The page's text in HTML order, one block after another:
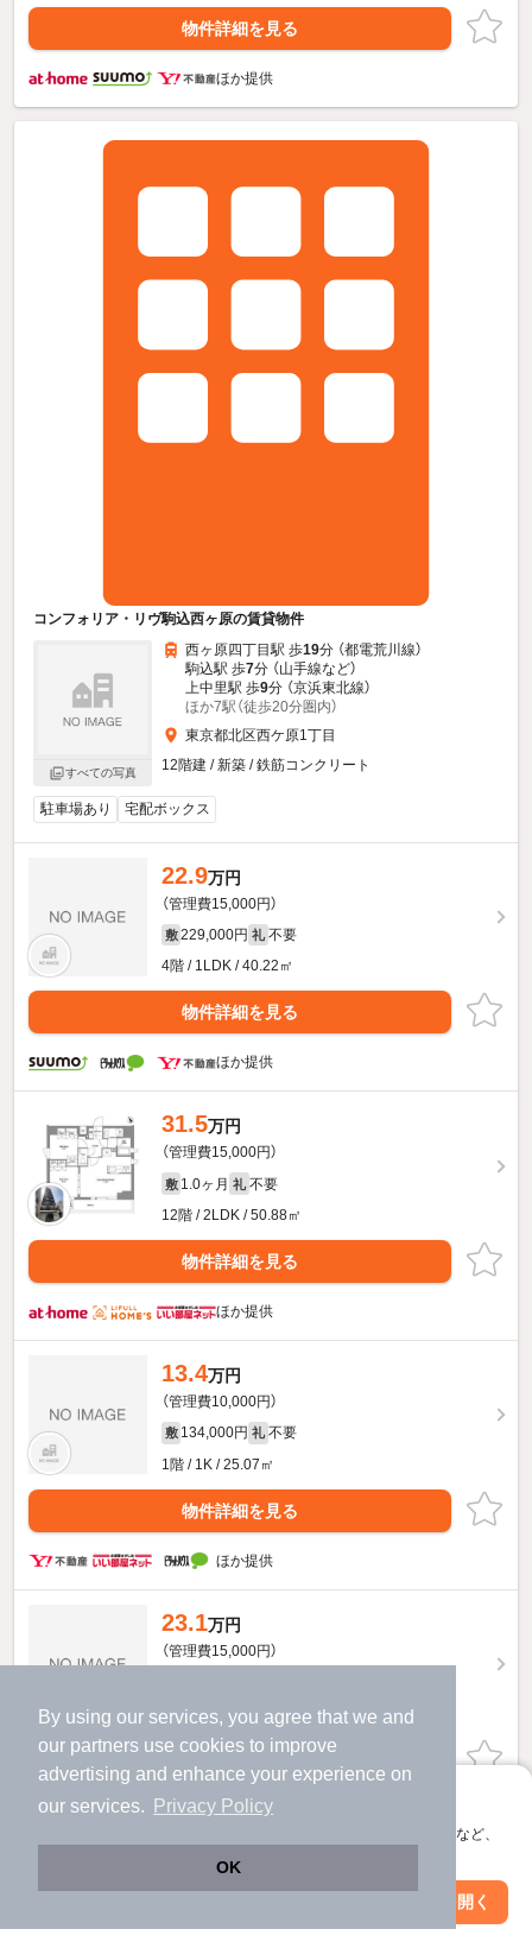
By using our services, you agree that we and
our partners use cookies to improve
advertising and enhance your experience on
our services.
Privacy Policy
OK
アプリに切り替えて、サクサクお部屋探し
会員登録なしですぐ使える。マップ検索やお気に入り保存など、
アプリを開く
物件詳細を見る
ほか提供
コンフォリア・リヴ駒込西ヶ原の賃貸物件
すべての写真
西ヶ原四丁目駅 歩19分 （都電荒川線）
駒込駅 歩7分 （山手線など）
上中里駅 歩9分 （京浜東北線）
ほか7駅（徒歩20分圏内）
東京都北区西ケ原1丁目
12階建 / 新築 / 鉄筋コンクリート
駐車場あり 宅配ボックス
22.9万円
（管理費15,000円）
敷 229,000円 礼 不要
4階 / 1LDK / 40.22㎡
物件詳細を見る
ほか提供
31.5万円
（管理費15,000円）
敷 1.0ヶ月 礼 不要
12階 / 2LDK / 50.88㎡
物件詳細を見る
ほか提供
13.4万円
（管理費10,000円）
敷 134,000円 礼 不要
1階 / 1K / 25.07㎡
物件詳細を見る
ほか提供
23.1万円
（管理費15,000円）
6階 / 1LDK / 40.22㎡
物件詳細を見る
ほか提供
万円
敷 232,000円 礼 不要
絞り込み条件を変更